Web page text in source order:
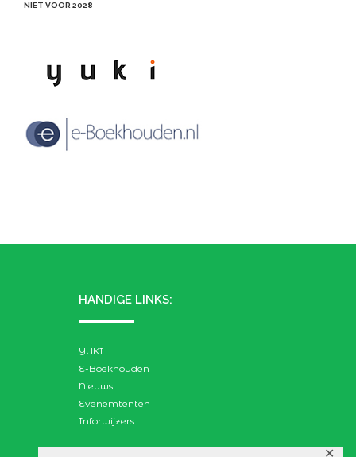
✕
NIET VOOR 2028
HANDIGE LINKS:
YUKI
E-Boekhouden
Nieuws
Evenemtenten
Inforwijzers